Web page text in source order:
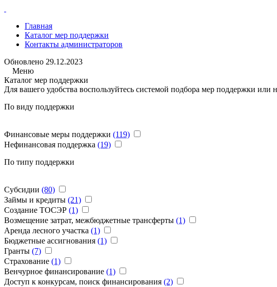
Главная
Каталог мер поддержки
Контакты администраторов
Обновлено 29.12.2023
Меню
Каталог мер поддержки
Для вашего удобства воспользуйтесь системой подбора мер поддержки или
По виду поддержки
Финансовые меры поддержки (119)
Нефинансовая поддержка (19)
По типу поддержки
Субсидии (80)
Займы и кредиты (21)
Создание ТОСЭР (1)
Возмещение затрат, межбюджетные трансферты (1)
Аренда лесного участка (1)
Бюджетные ассигнования (1)
Гранты (7)
Страхование (1)
Венчурное финансирование (1)
Доступ к конкурсам, поиск финансирования (2)